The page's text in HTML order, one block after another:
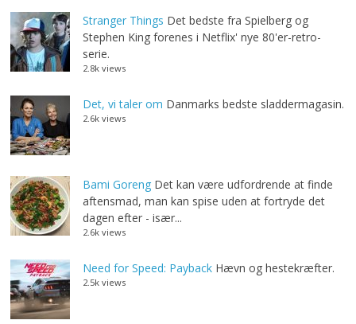
Stranger Things Det bedste fra Spielberg og
Stephen King forenes i Netflix' nye 80'er-retro-
serie.
2.8k views
Det, vi taler om Danmarks bedste sladdermagasin.
2.6k views
Bami Goreng Det kan være udfordrende at finde
aftensmad, man kan spise uden at fortryde det
dagen efter - især...
2.6k views
Need for Speed: Payback Hævn og hestekræfter.
2.5k views